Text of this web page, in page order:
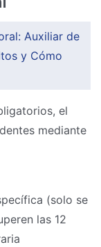
Auxiliar de
y Cómo
el
mediante
(solo se
las 12